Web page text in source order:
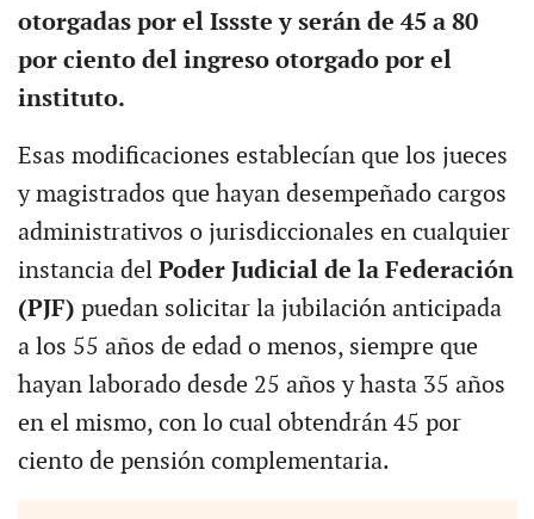
otorgadas por el Issste y serán de 45 a 80
por ciento del ingreso otorgado por el
instituto.
Esas modificaciones establecían que los jueces
y magistrados que hayan desempeñado cargos
administrativos o jurisdiccionales en cualquier
instancia del Poder Judicial de la Federación
(PJF) puedan solicitar la jubilación anticipada
a los 55 años de edad o menos, siempre que
hayan laborado desde 25 años y hasta 35 años
en el mismo, con lo cual obtendrán 45 por
ciento de pensión complementaria.